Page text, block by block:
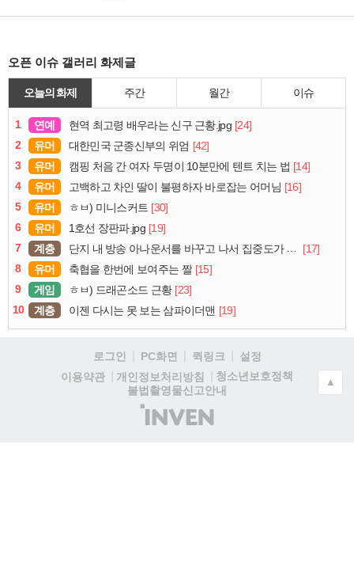
오픈 이슈 갤러리 화제글
오늘의 화제 주간 월간 이슈
1 연예 현역 최고령 배우라는 신구 근황.jpg [24]
2
유머 대한민국 군종신부의 위엄 [42]
3
유머 캠핑 처음 간 여자 두명이 10분만에 텐트 치는 법 [14]
4
유머 고백하고 차인 딸이 불평하자 바로잡는 어머님 [16]
5
유머 ㅎㅂ) 미니스커트 [30]
6
유머 1호선 장판파.jpg [19]
7
계층 단지 내 방송 아나운서를 바꾸고 나서 집중도가 확 올라갔다는 한 아파트의 안내방송
[17]
8
유머 축협을 한번에 보여주는 짤 [15]
9
게임 ㅎㅂ) 드래곤소드 근황 [23]
10
계층 이젠 다시는 못 보는 삼파이더맨 [19]
로그인 PC화면 퀵링크
설정
이용약관
개인정보처리방침
청소년보호정책
불법촬영물신고안내
(주)
인
▲